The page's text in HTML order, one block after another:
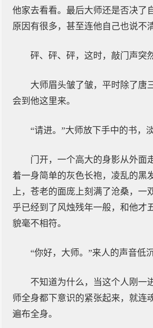
他家去看看。最后大师还是否决了
原因有很多，甚至连他自己也说不
砰、砰、砰，这时，敲门声突
大师眉头皱了皱，平时除了唐
会到他这里来。
“请进。”大师放下手中的书，
门开，一个高大的身影从外面
着一身简单的灰色长袍，凌乱的黑
上，苍老的面庞上刻满了沧桑，一
乎已经到了风烛残年一般，和他才
貌毫不相符。
“你好，大师。”来人的声音低
不知道为什么，当这个人刚一
师全身都下意识的紧张起来，就连
遍布全身。